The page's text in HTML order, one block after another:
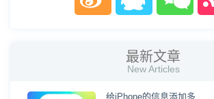
最新文章
New Articles
给iPhone的信息添加多